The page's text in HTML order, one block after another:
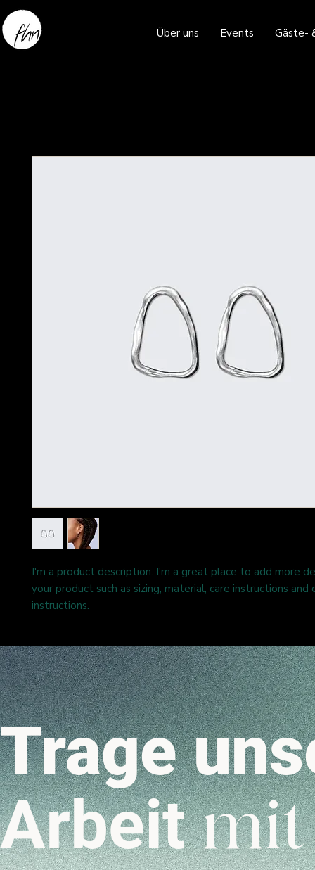
Über uns Events Gäste-
I'm a product description. I'm a great place to add more
your product such as sizing, material, care instructions and
instructions.
Trage
Arbeit mit